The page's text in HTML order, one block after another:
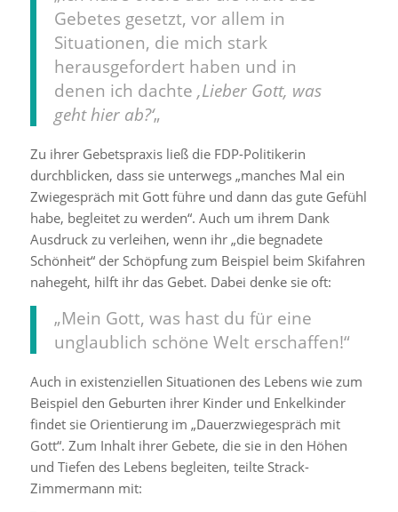
Gebetes gesetzt, vor allem in
Situationen, die mich stark
herausgefordert haben und in
denen ich dachte ‚Lieber Gott, was
geht hier ab?‘„
Zu ihrer Gebetspraxis ließ die FDP-Politikerin
durchblicken, dass sie unterwegs „manches Mal ein
Zwiegespräch mit Gott führe und dann das gute Gefühl
habe, begleitet zu werden“. Auch um ihrem Dank
Ausdruck zu verleihen, wenn ihr „die begnadete
Schönheit“ der Schöpfung zum Beispiel beim Skifahren
nahegeht, hilft ihr das Gebet. Dabei denke sie oft:
„Mein Gott, was hast du für eine
unglaublich schöne Welt erschaffen!“
Auch in existenziellen Situationen des Lebens wie zum
Beispiel den Geburten ihrer Kinder und Enkelkinder
findet sie Orientierung im „Dauerzwiegespräch mit
Gott“. Zum Inhalt ihrer Gebete, die sie in den Höhen
und Tiefen des Lebens begleiten, teilte Strack-
Zimmermann mit: